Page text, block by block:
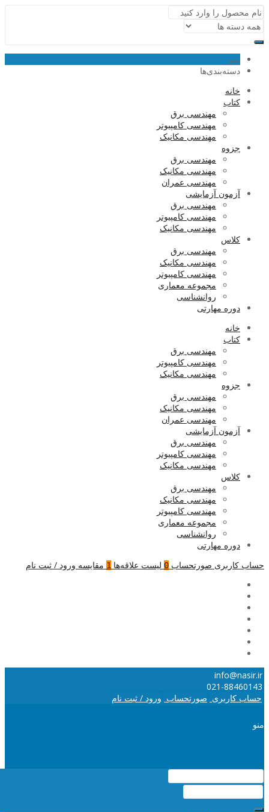
منو
دسته‌بندی‌ها
خانه
کتاب
مهندسی برق
مهندسی کامپیوتر
مهندسی مکانیک
جزوه
مهندسی برق
مهندسی مکانیک
مهندسی عمران
آزمون آزمایشی
مهندسی برق
مهندسی کامپیوتر
مهندسی مکانیک
کلاس
مهندسی برق
مهندسی مکانیک
مهندسی کامپیوتر
مجموعه معماری
روانشناسی
دوره مهارتی
خانه
کتاب
مهندسی برق
مهندسی کامپیوتر
مهندسی مکانیک
جزوه
مهندسی برق
مهندسی مکانیک
مهندسی عمران
آزمون آزمایشی
مهندسی برق
مهندسی کامپیوتر
مهندسی مکانیک
کلاس
مهندسی برق
مهندسی مکانیک
مهندسی کامپیوتر
مجموعه معماری
روانشناسی
دوره مهارتی
حساب کاربری صورتحساب 0 لیست علاقه‌ها 1 مقایسه ورود / ثبت نام
info@nasir.ir
021-88460143
حساب کاربری صورتحساب ورود / ثبت نام
منو